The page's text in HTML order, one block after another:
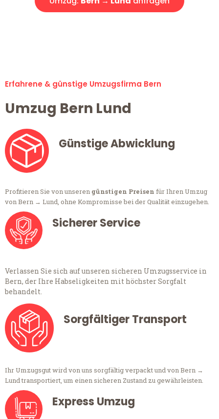
Erfahrene & günstige Umzugsfirma Bern
Umzug Bern Lund
Günstige Abwicklung
Profitieren Sie von unseren günstigen Preisen für Ihren Umzug
von Bern → Lund, ohne Kompromisse bei der Qualität einzugehen.
Sicherer Service
Verlassen Sie sich auf unseren sicheren Umzugsservice in
Bern, der Ihre Habseligkeiten mit höchster Sorgfalt
behandelt.
Sorgfältiger Transport
Ihr Umzugsgut wird von uns sorgfältig verpackt und von Bern →
Lund transportiert, um einen sicheren Zustand zu gewährleisten.
Express Umzug